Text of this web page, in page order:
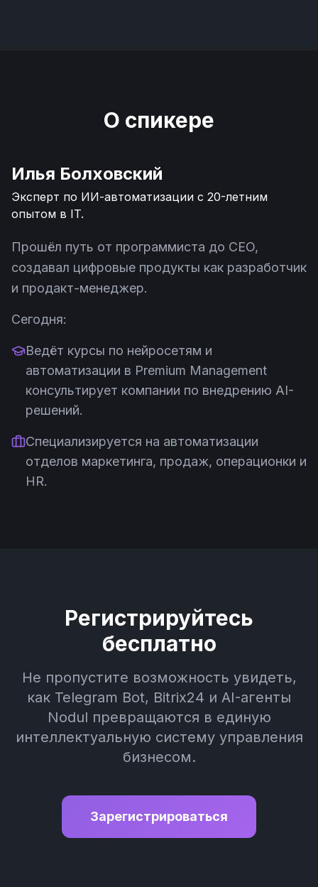
О спикере
Илья Болховский
Эксперт по ИИ-автоматизации с 20-летним
опытом в IT.
Прошёл путь от программиста до CEO,
создавал цифровые продукты как разработчик
и продакт-менеджер.
Сегодня:
Ведёт курсы по нейросетям и
автоматизации в Premium Management
консультирует компании по внедрению AI-
решений.
Специализируется на автоматизации
отделов маркетинга, продаж, операционки и
HR.
Регистрируйтесь
бесплатно
Не пропустите возможность увидеть,
как Telegram Bot, Bitrix24 и AI-агенты
Nodul превращаются в единую
интеллектуальную систему управления
бизнесом.
Зарегистрироваться